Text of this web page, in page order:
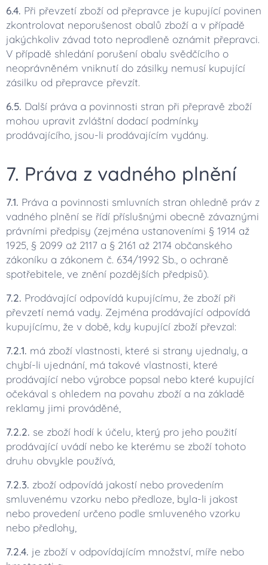
6.4. Při převzetí zboží od přepravce je kupující povinen
zkontrolovat neporušenost obalů zboží a v případě
jakýchkoliv závad toto neprodleně oznámit přepravci.
V případě shledání porušení obalu svědčícího o
neoprávněném vniknutí do zásilky nemusí kupující
zásilku od přepravce převzít.
6.5. Další práva a povinnosti stran při přepravě zboží
mohou upravit zvláštní dodací podmínky
prodávajícího, jsou-li prodávajícím vydány.
7. Práva z vadného plnění
7.1. Práva a povinnosti smluvních stran ohledně práv z
vadného plnění se řídí příslušnými obecně závaznými
právními předpisy (zejména ustanoveními § 1914 až
1925, § 2099 až 2117 a § 2161 až 2174 občanského
zákoníku a zákonem č. 634/1992 Sb., o ochraně
spotřebitele, ve znění pozdějších předpisů).
7.2. Prodávající odpovídá kupujícímu, že zboží při
převzetí nemá vady. Zejména prodávající odpovídá
kupujícímu, že v době, kdy kupující zboží převzal:
7.2.1. má zboží vlastnosti, které si strany ujednaly, a
chybí-li ujednání, má takové vlastnosti, které
prodávající nebo výrobce popsal nebo které kupující
očekával s ohledem na povahu zboží a na základě
reklamy jimi prováděné,
7.2.2. se zboží hodí k účelu, který pro jeho použití
prodávající uvádí nebo ke kterému se zboží tohoto
druhu obvykle používá,
7.2.3. zboží odpovídá jakostí nebo provedením
smluvenému vzorku nebo předloze, byla-li jakost
nebo provedení určeno podle smluveného vzorku
nebo předlohy,
7.2.4. je zboží v odpovídajícím množství, míře nebo